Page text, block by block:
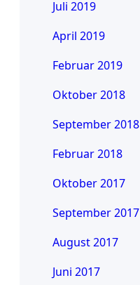
Juli 2019
April 2019
Februar 2019
Oktober 2018
September 2018
Februar 2018
Oktober 2017
September 2017
August 2017
Juni 2017